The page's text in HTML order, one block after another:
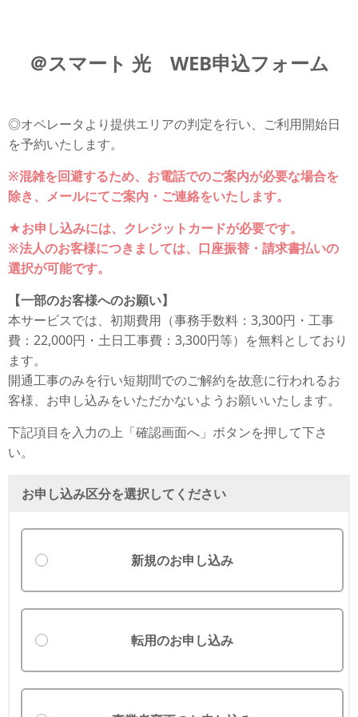
＠スマート 光 WEB申込フォーム
◎オペレータより提供エリアの判定を行い、ご利用開始日
を予約いたします。
※混雑を回避するため、お電話でのご案内が必要な場合を
除き、メールにてご案内・ご連絡をいたします。
★お申し込みには、クレジットカードが必要です。
※法人のお客様につきましては、口座振替・請求書払いの
選択が可能です。
【一部のお客様へのお願い】
本サービスでは、初期費用（事務手数料：3,300円・工事
費：22,000円・土日工事費：3,300円等）を無料としており
ます。
開通工事のみを行い短期間でのご解約を故意に行われるお
客様、お申し込みをいただかないようお願いいたします。
下記項目を入力の上「確認画面へ」ボタンを押して下さ
い。
お申し込み区分を選択してください
新規のお申し込み
転用のお申し込み